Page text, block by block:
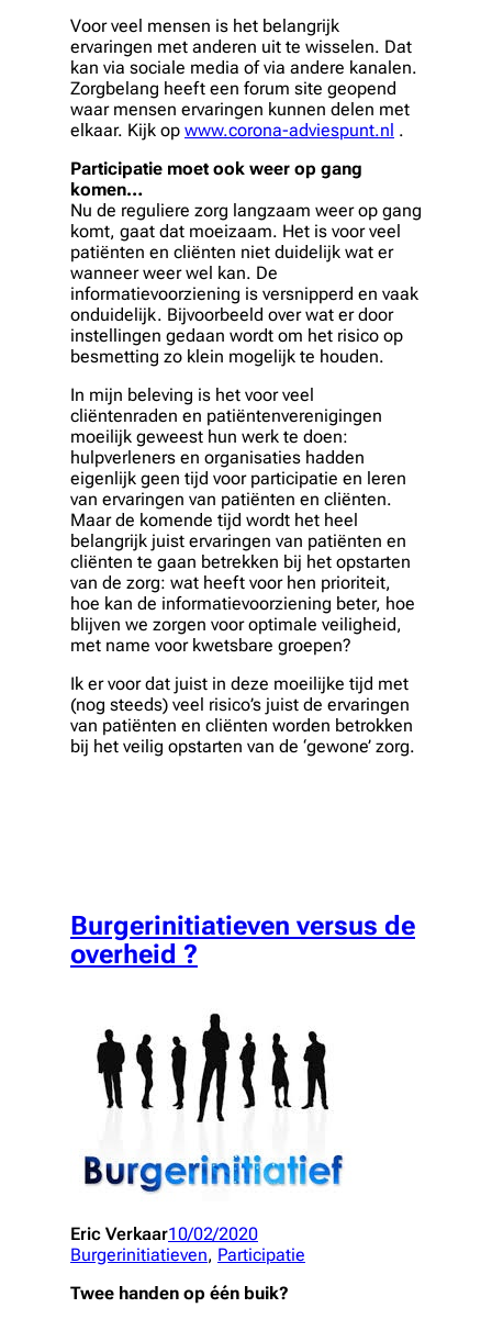
Voor veel mensen is het belangrijk
ervaringen met anderen uit te wisselen. Dat
kan via sociale media of via andere kanalen.
Zorgbelang heeft een forum site geopend
waar mensen ervaringen kunnen delen met
elkaar. Kijk op www.corona-adviespunt.nl .
Participatie moet ook weer op gang
komen…
Nu de reguliere zorg langzaam weer op gang
komt, gaat dat moeizaam. Het is voor veel
patiënten en cliënten niet duidelijk wat er
wanneer weer wel kan. De
informatievoorziening is versnipperd en vaak
onduidelijk. Bijvoorbeeld over wat er door
instellingen gedaan wordt om het risico op
besmetting zo klein mogelijk te houden.
In mijn beleving is het voor veel
cliëntenraden en patiëntenverenigingen
moeilijk geweest hun werk te doen:
hulpverleners en organisaties hadden
eigenlijk geen tijd voor participatie en leren
van ervaringen van patiënten en cliënten.
Maar de komende tijd wordt het heel
belangrijk juist ervaringen van patiënten en
cliënten te gaan betrekken bij het opstarten
van de zorg: wat heeft voor hen prioriteit,
hoe kan de informatievoorziening beter, hoe
blijven we zorgen voor optimale veiligheid,
met name voor kwetsbare groepen?
Ik er voor dat juist in deze moeilijke tijd met
(nog steeds) veel risico’s juist de ervaringen
van patiënten en cliënten worden betrokken
bij het veilig opstarten van de ‘gewone’ zorg.
Burgerinitiatieven versus de
overheid ?
Eric Verkaar10/02/2020
Burgerinitiatieven, Participatie
Twee handen op één buik?